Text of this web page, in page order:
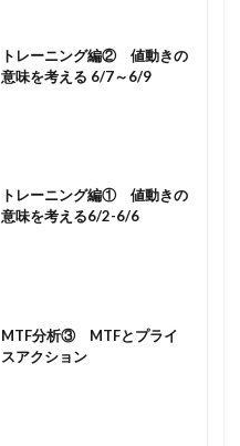
トレーニング編② 値動きの
意味を考える 6/7～6/9
トレーニング編① 値動きの
意味を考える6/2-6/6
MTF分析③ MTFとプライ
スアクション